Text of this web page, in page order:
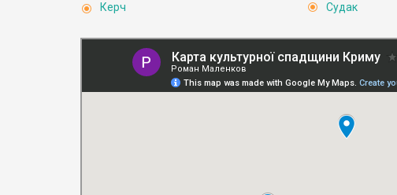
Керч
Судак